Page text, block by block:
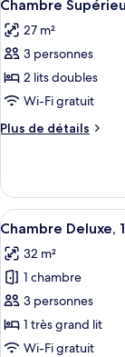
Chambre
(Cabana
toutes
les
photos
pour
ce
type
de
Chambre
Supérieure,
2
lits
doubles
Chambre
27 m²
3 personnes
2 lits doubles
Wi-Fi gratuit
Plus de détails
Plus
le
type
de
Chambre
Supérieure,
lits
doubles
Afficher
toutes
les
photos
pour
ce
type
6
Chambre Deluxe,
32 m²
1 chambre
3 personnes
1 très grand lit
Wi-Fi gratuit